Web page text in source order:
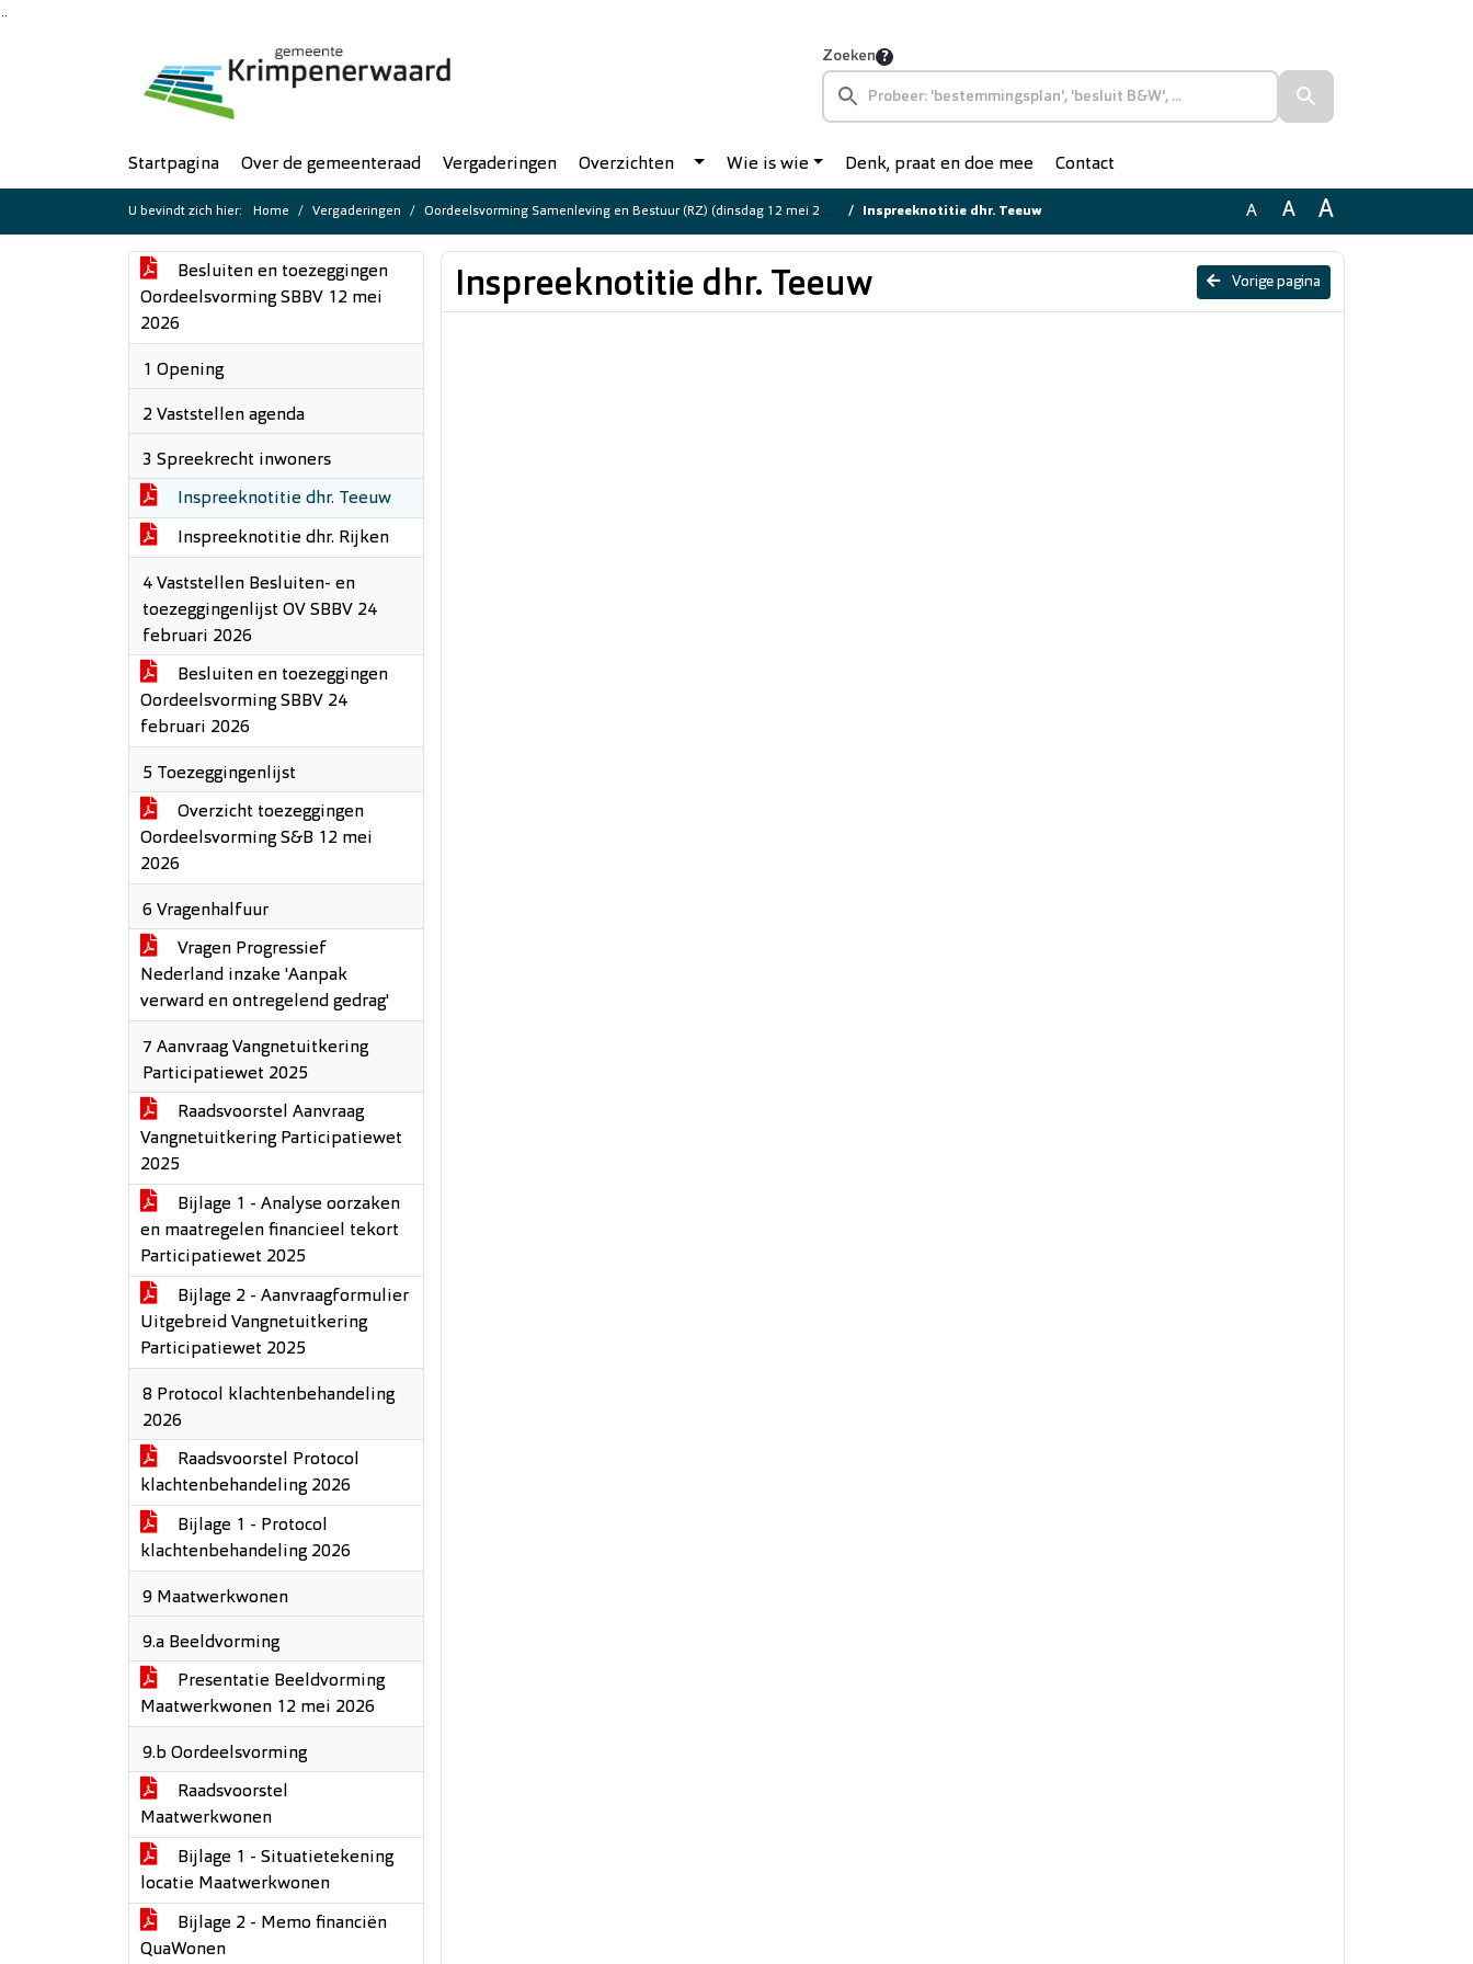
Zoeken
Startpagina Over de gemeenteraad Vergaderingen Overzichten Wie is wie Denk, praat en doe mee Contact
U bevindt zich hier: Home Vergaderingen Oordeelsvorming Samenleving en Bestuur (RZ) (dinsdag 12 mei 2026) Inspreeknotitie dhr. Teeuw A A A
Besluiten en toezeggingen
Oordeelsvorming SBBV 12 mei
2026
1 Opening
2 Vaststellen agenda
3 Spreekrecht inwoners
Inspreeknotitie dhr. Teeuw
Inspreeknotitie dhr. Rijken
4 Vaststellen Besluiten- en
toezeggingenlijst OV SBBV 24
februari 2026
Besluiten en toezeggingen
Oordeelsvorming SBBV 24
februari 2026
5 Toezeggingenlijst
Overzicht toezeggingen
Oordeelsvorming S&B 12 mei
2026
6 Vragenhalfuur
Vragen Progressief
Nederland inzake 'Aanpak
verward en ontregelend gedrag'
7 Aanvraag Vangnetuitkering
Participatiewet 2025
Raadsvoorstel Aanvraag
Vangnetuitkering Participatiewet
2025
Bijlage 1 - Analyse oorzaken
en maatregelen financieel tekort
Participatiewet 2025
Bijlage 2 - Aanvraagformulier
Uitgebreid Vangnetuitkering
Participatiewet 2025
8 Protocol klachtenbehandeling
2026
Raadsvoorstel Protocol
klachtenbehandeling 2026
Bijlage 1 - Protocol
klachtenbehandeling 2026
9 Maatwerkwonen
9.a Beeldvorming
Presentatie Beeldvorming
Maatwerkwonen 12 mei 2026
9.b Oordeelsvorming
Raadsvoorstel
Maatwerkwonen
Bijlage 1 - Situatietekening
locatie Maatwerkwonen
Bijlage 2 - Memo financiën
QuaWonen
Vorige pagina
Inspreeknotitie dhr. Teeuw